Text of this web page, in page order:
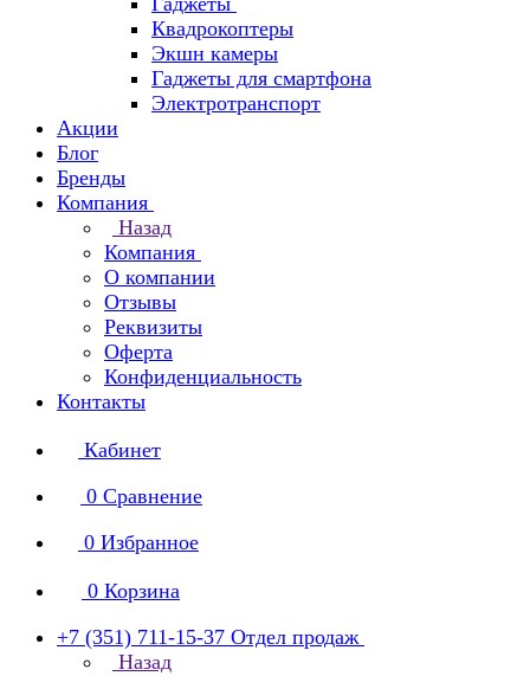
Квадрокоптеры
Экшн камеры
Гаджеты для смартфона
Электротранспорт
Акции
Блог
Бренды
Компания
Назад
Компания
О компании
Отзывы
Реквизиты
Оферта
Конфиденциальность
Контакты
Кабинет
0 Сравнение
0 Избранное
0 Корзина
+7 (351) 711-15-37 Отдел продаж
Назад